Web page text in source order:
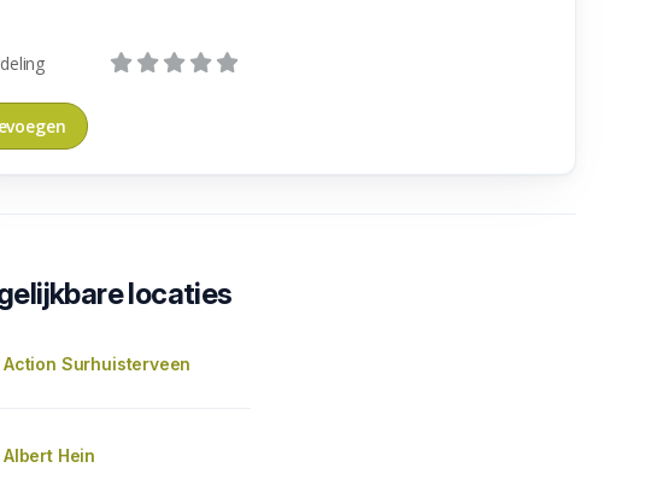
locaties
Action Surhuisterveen
Albert Hein